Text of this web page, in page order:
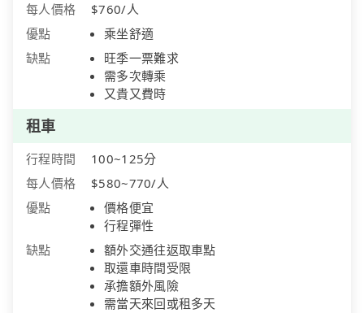
每人價格
$760/人
優點
乘坐舒適
缺點
旺季一票難求
需多次轉乘
又貴又費時
租車
行程時間
100~125分
每人價格
$580~770/人
優點
價格便宜
行程彈性
缺點
額外交通往返取車點
取還車時間受限
承擔額外風險
需當天來回或租多天